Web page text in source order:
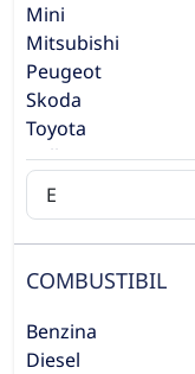
Mini
Mitsubishi
Peugeot
Skoda
Toyota
Volkswagen
Volvo
COMBUSTIBIL
Benzina
Diesel